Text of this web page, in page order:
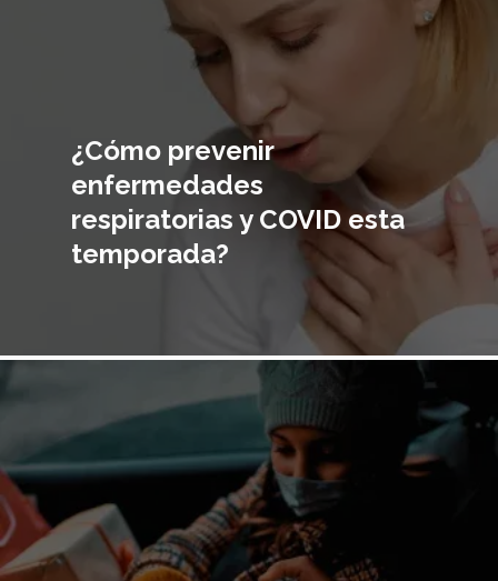
¿Cómo prevenir
enfermedades
respiratorias y COVID esta
temporada?